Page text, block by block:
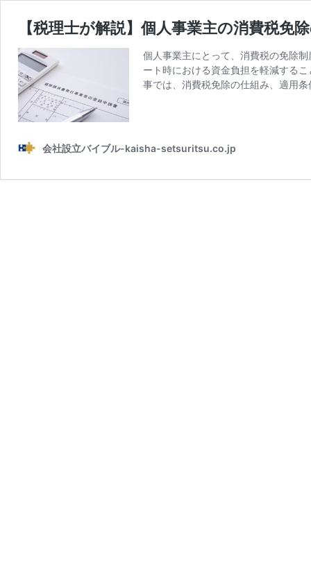
【税理士が解説】個人事業主の消費税免
個人事業主にとって、消費税の免除
ート時における資金負担を軽減する
事では、消費税免除の仕組み、適用
会社設立バイブル-kaisha-setsuritsu.co.jp